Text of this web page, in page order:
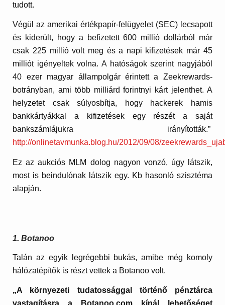
tudott.
Végül az amerikai értékpapír-felügyelet (SEC) lecsapott
és kiderült, hogy a befizetett 600 millió dollárból már
csak 225 millió volt meg és a napi kifizetések már 45
milliót igényeltek volna. A hatóságok szerint nagyjából
40 ezer magyar állampolgár érintett a Zeekrewards-
botrányban, ami több milliárd forintnyi kárt jelenthet. A
helyzetet csak súlyosbítja, hogy hackerek hamis
bankkártyákkal a kifizetések egy részét a saját
bankszámlájukra irányították.”
http://onlinetavmunka.blog.hu/2012/09/08/
Ez az aukciós MLM dolog nagyon vonzó, úgy látszik,
most is beindulónak látszik egy. Kb hasonló szisztéma
alapján.
1. Botanoo
Talán az egyik legrégebbi bukás, amibe még komoly
hálózatépítők is részt vettek a Botanoo volt.
„A környezeti tudatossággal történő pénztárca